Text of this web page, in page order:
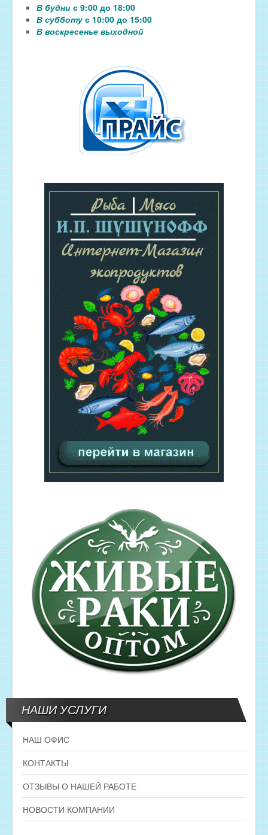
В будни с 9:00 до 18:00
В субботус 10:00 до 15:00
В воскресенье выходной
НАШИ УСЛУГИ
НАШ ОФИС
КОНТАКТЫ
ОТЗЫВЫ О НАШЕЙ РАБОТЕ
НОВОСТИ КОМПАНИИ